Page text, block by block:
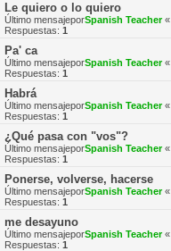
Le quiero o lo quiero
Último mensajeporSpanish Teacher«
Respuestas: 1
Pa' ca
Último mensajeporSpanish Teacher«
Respuestas: 1
Habrá
Último mensajeporSpanish Teacher«
Respuestas: 1
¿Qué pasa con "vos"?
Último mensajeporSpanish Teacher«
Respuestas: 1
Ponerse, volverse, hacerse
Último mensajeporSpanish Teacher«
Respuestas: 1
me desayuno
Último mensajeporSpanish Teacher«
Respuestas: 1